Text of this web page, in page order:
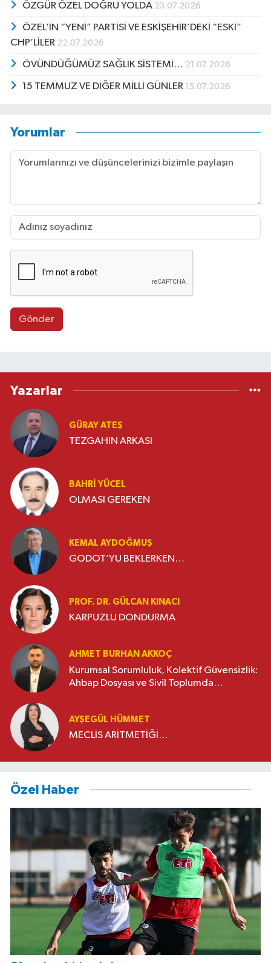
ÖZGÜR ÖZEL DOĞRU YOLDA 23.07.2026
ÖZEL’İN “YENİ” PARTİSİ VE ESKİŞEHİR’DEKİ “ESKİ”
CHP’LİLER 22.07.2026
ÖVÜNDÜĞÜMÜZ SAĞLIK SİSTEMİ… 21.07.2026
15 TEMMUZ VE DİĞER MİLLİ GÜNLER 15.07.2026
Yorumlar
Gönder
Yazarlar
GÜRAY ATEŞ
TEZGAHIN ARKASI
BAHRI YÜCEL
OLMASI GEREKEN
KEMAL AYDOĞMUŞ
GODOT’YU BEKLERKEN…
PROF. DR. GÜLCAN KINACI
KARPUZLU DONDURMA
AHMET BURHAN AKKOÇ
Kurumsal Sorumluluk, Kolektif Güvensizlik:
Ahbap Dosyası ve Sivil Toplumda
AYŞEGÜL HÜMMET
MECLİS ARİTMETİĞİ…
Özel Haber